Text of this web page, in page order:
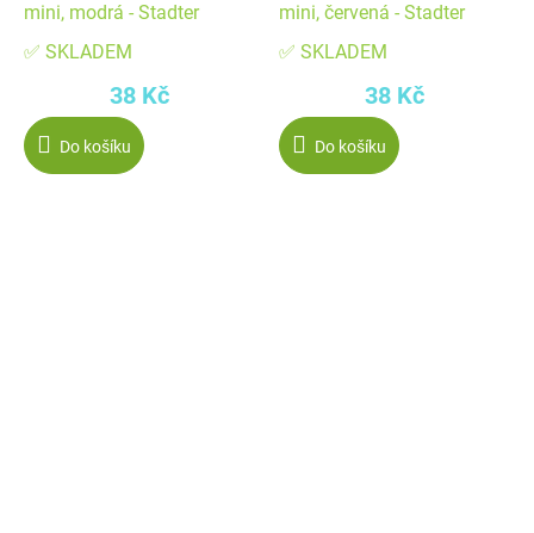
mini, modrá - Stadter
✅ SKLADEM
38 Kč
Do košíku
mini, červená - Stadter
✅ SKLADEM
38 Kč
Do košíku